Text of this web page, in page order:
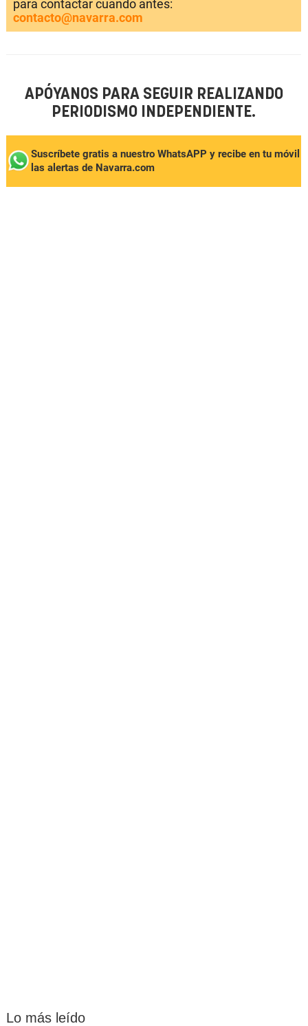
para contactar cuando antes:
contacto@navarra.com
APÓYANOS PARA SEGUIR REALIZANDO
PERIODISMO INDEPENDIENTE.
Suscríbete gratis a nuestro WhatsAPP y recibe en tu móvil
las alertas de Navarra.com
Lo más leído